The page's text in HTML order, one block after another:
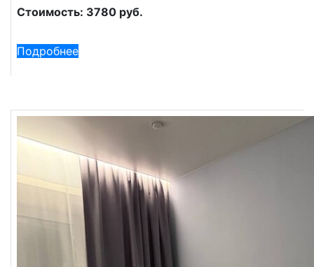
Стоимость: 3780 руб.
Подробнее